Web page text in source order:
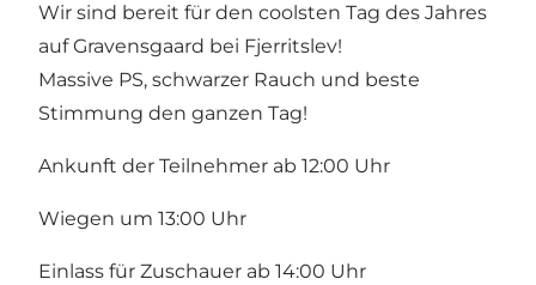
Wir sind bereit für den coolsten Tag des Jahres
auf Gravensgaard bei Fjerritslev!
Massive PS, schwarzer Rauch und beste
Stimmung den ganzen Tag!
Ankunft der Teilnehmer ab 12:00 Uhr
Wiegen um 13:00 Uhr
Einlass für Zuschauer ab 14:00 Uhr